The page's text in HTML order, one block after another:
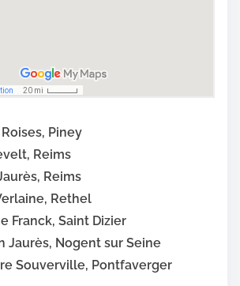
Piney
Reims
Reims
Rethel
Franck, Saint Dizier
Jaurès, Nogent sur Seine
Souverville, Pontfaverger